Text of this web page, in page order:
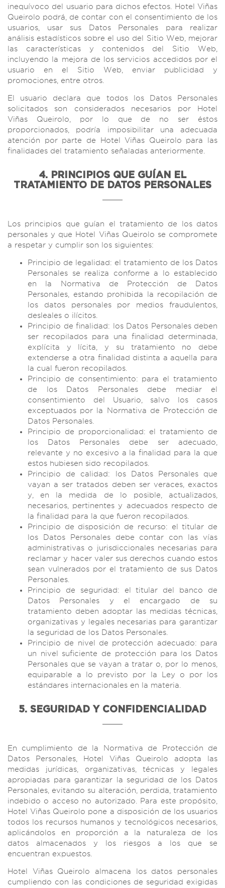
inequívoco del usuario para dichos efectos. Hotel Viñas
Queirolo podrá, de contar con el consentimiento de los
usuarios, usar sus Datos Personales para realizar
análisis estadísticos sobre el uso del Sitio Web, mejorar
las características y contenidos del Sitio Web,
incluyendo la mejora de los servicios accedidos por el
usuario en el Sitio Web, enviar publicidad y
promociones, entre otros.
El usuario declara que todos los Datos Personales
solicitados son considerados necesarios por Hotel
Viñas Queirolo, por lo que de no ser éstos
proporcionados, podría imposibilitar una adecuada
atención por parte de Hotel Viñas Queirolo para las
finalidades del tratamiento señaladas anteriormente.
4. PRINCIPIOS QUE GUÍAN EL
TRATAMIENTO DE DATOS PERSONALES
Los principios que guían el tratamiento de los datos
personales y que Hotel Viñas Queirolo se compromete
a respetar y cumplir son los siguientes:
Principio de legalidad: el tratamiento de los Datos
Personales se realiza conforme a lo establecido
en la Normativa de Protección de Datos
Personales, estando prohibida la recopilación de
los datos personales por medios fraudulentos,
desleales o ilícitos.
Principio de finalidad: los Datos Personales deben
ser recopilados para una finalidad determinada,
explícita y lícita, y su tratamiento no debe
extenderse a otra finalidad distinta a aquella para
la cual fueron recopilados.
Principio de consentimiento: para el tratamiento
de los Datos Personales debe mediar el
consentimiento del Usuario, salvo los casos
exceptuados por la Normativa de Protección de
Datos Personales.
Principio de proporcionalidad: el tratamiento de
los Datos Personales debe ser adecuado,
relevante y no excesivo a la finalidad para la que
estos hubiesen sido recopilados.
Principio de calidad: los Datos Personales que
vayan a ser tratados deben ser veraces, exactos
y, en la medida de lo posible, actualizados,
necesarios, pertinentes y adecuados respecto de
la finalidad para la que fueron recopilados.
Principio de disposición de recurso: el titular de
los Datos Personales debe contar con las vías
administrativas o jurisdiccionales necesarias para
reclamar y hacer valer sus derechos cuando estos
sean vulnerados por el tratamiento de sus Datos
Personales.
Principio de seguridad: el titular del banco de
Datos Personales y el encargado de su
tratamiento deben adoptar las medidas técnicas,
organizativas y legales necesarias para garantizar
la seguridad de los Datos Personales.
Principio de nivel de protección adecuado: para
un nivel suficiente de protección para los Datos
Personales que se vayan a tratar o, por lo menos,
equiparable a lo previsto por la Ley o por los
estándares internacionales en la materia.
5. SEGURIDAD Y CONFIDENCIALIDAD
En cumplimiento de la Normativa de Protección de
Datos Personales, Hotel Viñas Queirolo adopta las
medidas jurídicas, organizativas, técnicas y legales
apropiadas para garantizar la seguridad de los Datos
Personales, evitando su alteración, perdida, tratamiento
indebido o acceso no autorizado. Para este propósito,
Hotel Viñas Queirolo pone a disposición de los usuarios
todos los recursos humanos y tecnológicos necesarios,
aplicándolos en proporción a la naturaleza de los
datos almacenados y los riesgos a los que se
encuentran expuestos.
Hotel Viñas Queirolo almacena los datos personales
cumpliendo con las condiciones de seguridad exigidas